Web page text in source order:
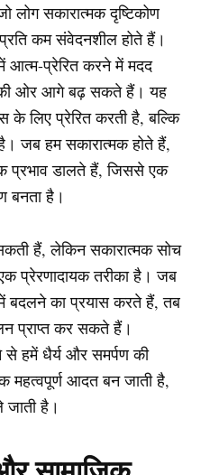
सकारात्मक दृष्टिकोण
कम संवेदनशील होते हैं।
आत्म-प्रेरित करने में मदद
की ओर आगे बढ़ सकते हैं। यह
के लिए प्रेरित करती है, बल्कि
जब हम सकारात्मक होते हैं,
प्रभाव डालते हैं, जिससे एक
बनता है।
हैं, लेकिन सकारात्मक सोच
प्रेरणादायक तरीका है। जब
बदलने का प्रयास करते हैं, तब
प्राप्त कर सकते हैं।
हमें धैर्य और समर्पण की
महत्वपूर्ण आदत बन जाती है,
है।